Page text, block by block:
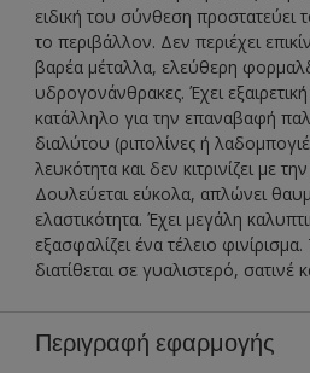
ειδική του σύνθεση προστατεύει
το περιβάλλον. Δεν περιέχει
βαρέα μέταλλα, ελεύθερη
υδρογονάνθρακες. Έχει
κατάλληλο για την επαναβαφή
διαλύτου (ριπολίνες ή
λευκότητα και δεν κιτρινίζει με
Δουλεύεται εύκολα, απλώνει
ελαστικότητα. Έχει μεγάλη
εξασφαλίζει ένα τέλειο
διατίθεται σε γυαλιστερό, σατινέ
Περιγραφή εφαρμογής